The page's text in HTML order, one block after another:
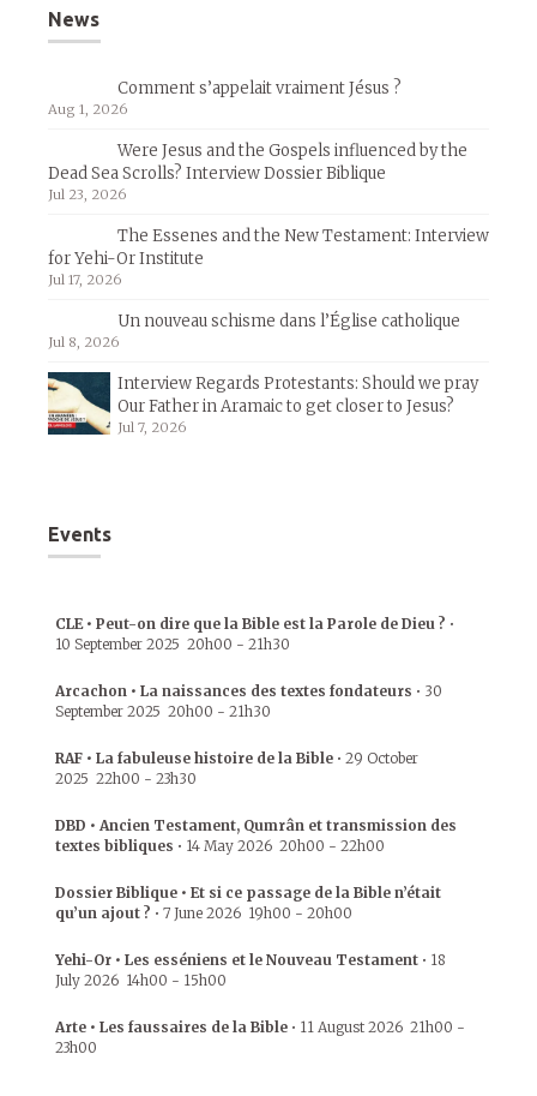
News
Comment s’appelait vraiment Jésus ?
Aug 1, 2026
Were Jesus and the Gospels influenced by the
Dead Sea Scrolls? Interview Dossier Biblique
Jul 23, 2026
The Essenes and the New Testament: Interview
for Yehi-Or Institute
Jul 17, 2026
Un nouveau schisme dans l’Église catholique
Jul 8, 2026
Interview Regards Protestants: Should we pray
Our Father in Aramaic to get closer to Jesus?
Jul 7, 2026
Events
CLE • Peut-on dire que la Bible est la Parole de Dieu ? •
10 September 2025 20h00 - 21h30
Arcachon • La naissances des textes fondateurs • 30
September 2025 20h00 - 21h30
RAF • La fabuleuse histoire de la Bible • 29 October
2025 22h00 - 23h30
DBD • Ancien Testament, Qumrân et transmission des
textes bibliques • 14 May 2026 20h00 - 22h00
Dossier Biblique • Et si ce passage de la Bible n’était
qu’un ajout ? • 7 June 2026 19h00 - 20h00
Yehi-Or • Les esséniens et le Nouveau Testament • 18
July 2026 14h00 - 15h00
Arte • Les faussaires de la Bible • 11 August 2026 21h00 -
23h00